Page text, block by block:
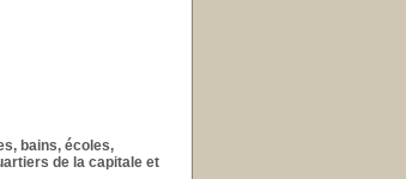
bains, écoles,
de la capitale et